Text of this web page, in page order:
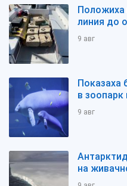
Положиха
линия до
9 авг
Показаха
в зоопарк
9 авг
на